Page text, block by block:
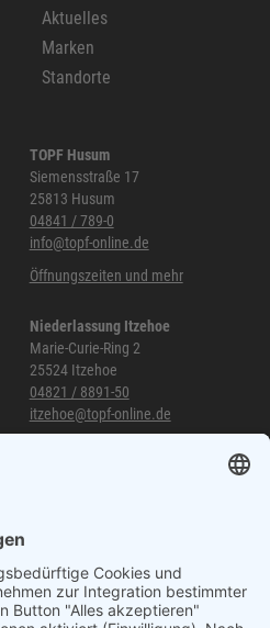
Aktuelles
Marken
Standorte
TOPF Husum
Siemensstraße 17
25813 Husum
04841 / 789-0
info@topf-online.de
Öffnungszeiten und mehr
Niederlassung Itzehoe
Marie-Curie-Ring 2
25524 Itzehoe
04821 / 8891-50
itzehoe@topf-online.de
040 / 21 04 04 04-04
glinde@topf-online.de
Öffnungszeiten und mehr